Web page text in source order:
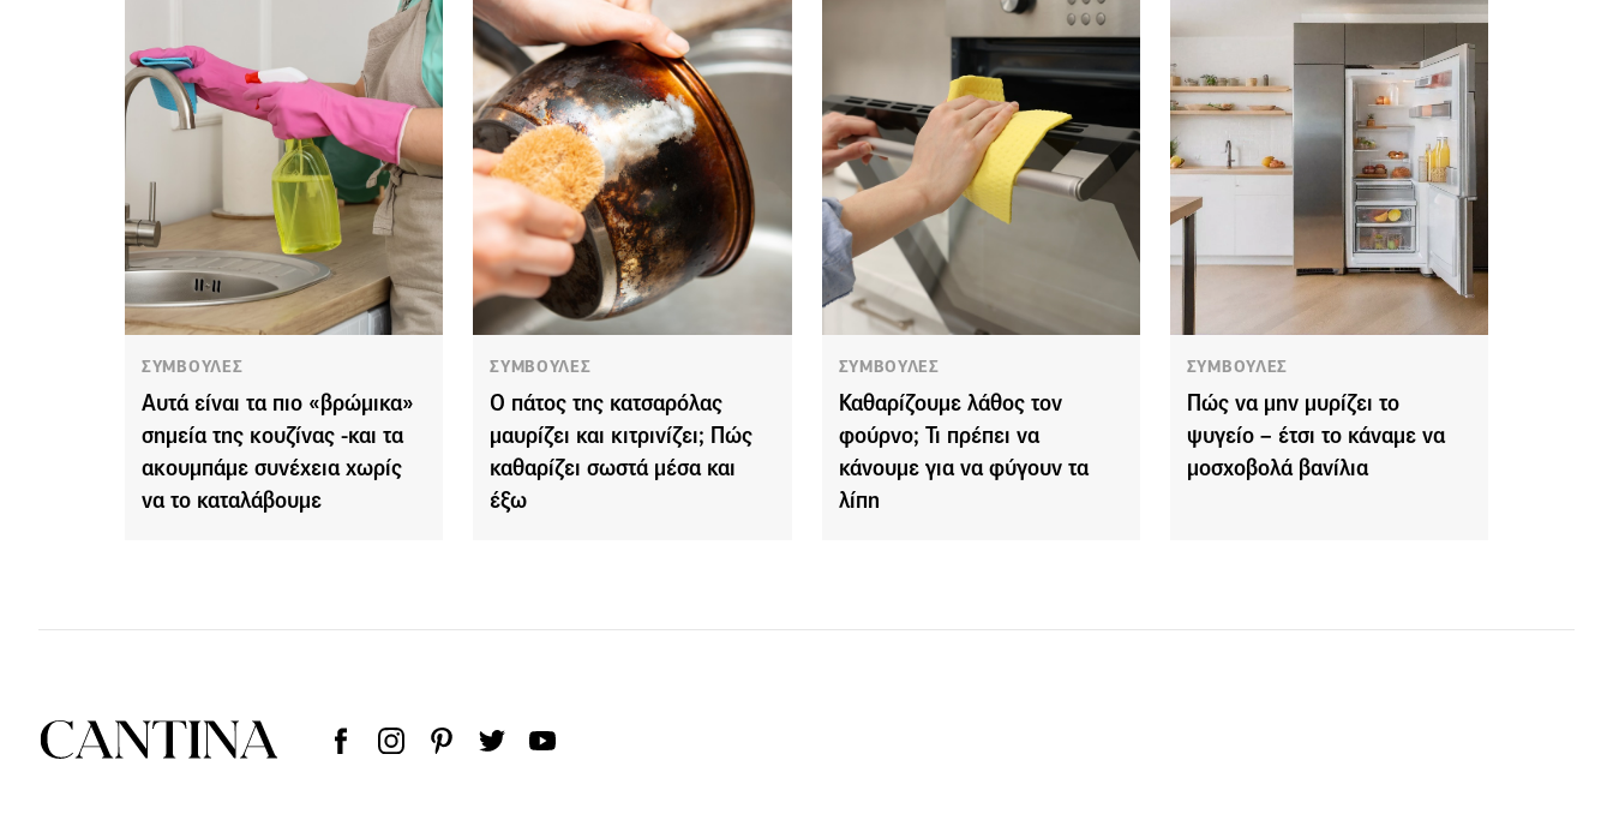
ΣΥΜΒΟΥΛΕΣ
Αυτά είναι τα πιο «βρώμικα»
σημεία της κουζίνας -και τα
ακουμπάμε συνέχεια χωρίς
να το καταλάβουμε
ΣΥΜΒΟΥΛΕΣ
Ο πάτος της κατσαρόλας
μαυρίζει και κιτρινίζει; Πώς
καθαρίζει σωστά μέσα και
έξω
ΣΥΜΒΟΥΛΕΣ
Καθαρίζουμε λάθος τον
φούρνο; Τι πρέπει να
κάνουμε για να φύγουν τα
λίπη
ΣΥΜΒΟΥΛΕΣ
Πώς να μην μυρίζει το
ψυγείο – έτσι το κάναμε να
μοσχοβολά βανίλια